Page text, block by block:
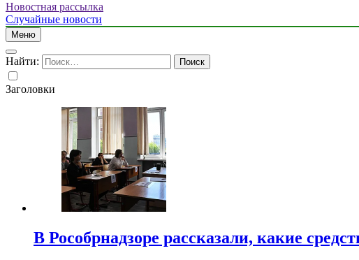
Новостная рассылка
Случайные новости
Меню
Найти:
Заголовки
В Рособрнадзоре рассказали, какие